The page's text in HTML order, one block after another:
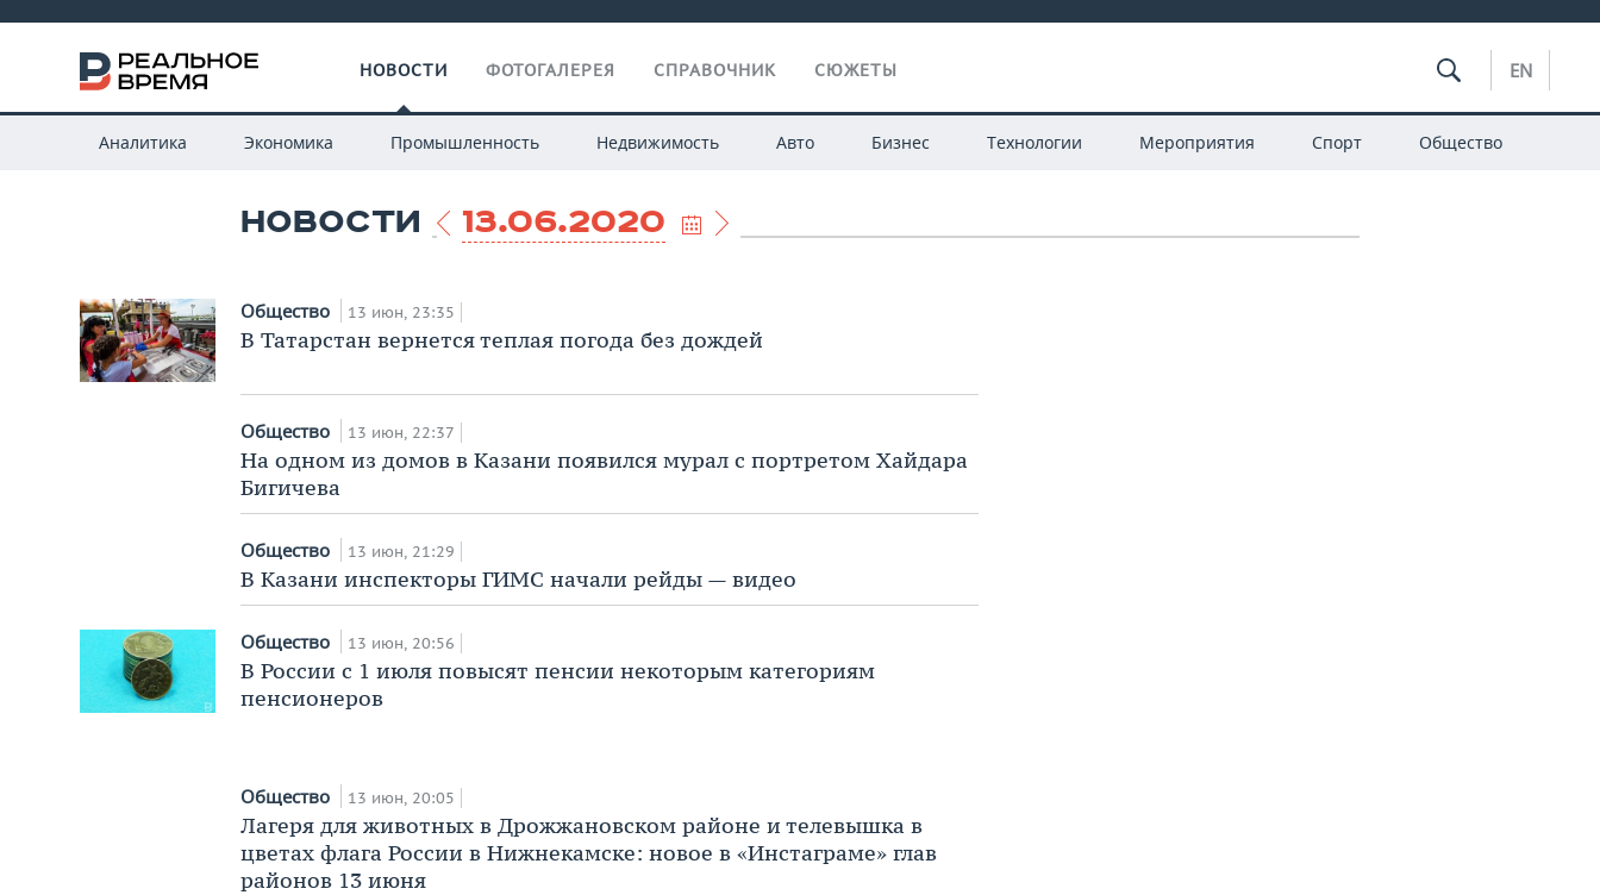
НОВОСТИ ФОТОГАЛЕРЕЯ СПРАВОЧНИК СЮЖЕТЫ EN
Аналитика Экономика Промышленность Недвижимость Авто Бизнес Технологии Мероприятия Спорт Общество
НОВОСТИ 13.06.2020
Общество 13 июн, 23:35
В Татарстан вернется теплая погода без дождей
Общество 13 июн, 22:37
На одном из домов в Казани появился мурал с портретом Хайдара
Бигичева
Общество 13 июн, 21:29
В Казани инспекторы ГИМС начали рейды — видео
Общество 13 июн, 20:56
В России с 1 июля повысят пенсии некоторым категориям
пенсионеров
Общество 13 июн, 20:05
Лагеря для животных в Дрожжановском районе и телевышка в
цветах флага России в Нижнекамске: новое в «Инстаграме» глав
районов 13 июня